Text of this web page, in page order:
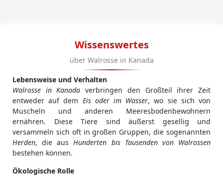
Wissenswertes
über Walrosse in Kanada
Lebensweise und Verhalten
Walrosse in Kanada verbringen den Großteil ihrer Zeit
entweder auf dem Eis oder im Wasser, wo sie sich von
Muscheln und anderen Meeresbodenbewohnern
ernähren. Diese Tiere sind äußerst gesellig und
versammeln sich oft in großen Gruppen, die sogenannten
Herden, die ausHunderten bis Tausenden von Walrossen
bestehen können.
Ökologische Rolle